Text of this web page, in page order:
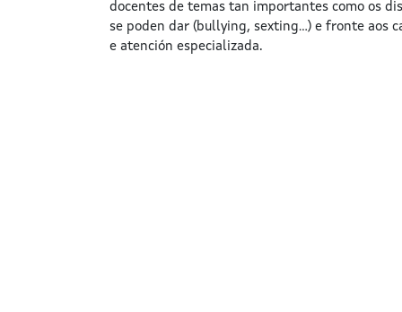
docentes de temas tan importantes como os
se poden dar (bullying, sexting…) e fronte aos
e atención especializada.